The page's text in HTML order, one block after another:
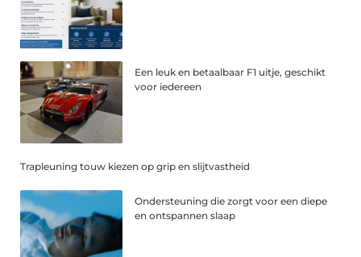
Een leuk en betaalbaar F1 uitje, geschikt
voor iedereen
Trapleuning touw kiezen op grip en slijtvastheid
Ondersteuning die zorgt voor een diepe
en ontspannen slaap